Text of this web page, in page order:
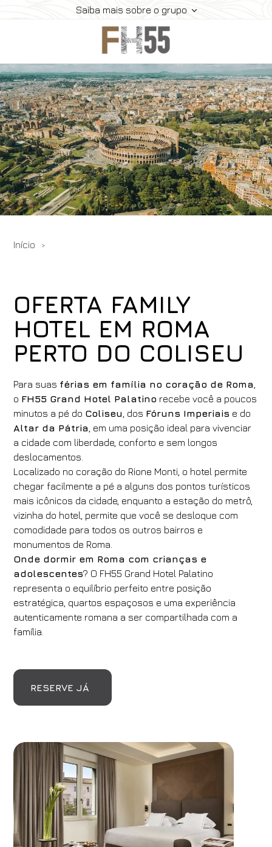
Saiba mais sobre o grupo
Home
História
Coleção
Meeting
Contatos
Ofertas
Reserve
Início
OFERTA FAMILY
HOTEL EM ROMA
PERTO DO COLISEU
Para suas férias em família no coração de Roma
o FH55 Grand Hotel Palatino recebe você a poucos
minutos a pé do Coliseu , dos Fóruns Imperiais e do
Altar da Pátria , em uma posição ideal para vivenciar
a cidade com liberdade, conforto e sem longos
deslocamentos.
Localizado no coração do Rione Monti, o hotel permite
chegar facilmente a pé a alguns dos pontos turísticos
mais icônicos da cidade, enquanto a estação do metrô,
vizinha do hotel, permite que você se desloque com
comodidade para todos os outros bairros e
monumentos de Roma.
Onde dormir em Roma com crianças e
adolescentes? O FH55 Grand Hotel Palatino
representa o equilíbrio perfeito entre posição
estratégica, quartos espaçosos e uma experiência
autenticamente romana a ser compartilhada com a
família.
RESERVE JÁ